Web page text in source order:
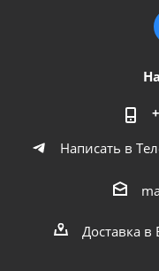
Написать в
Доставка в